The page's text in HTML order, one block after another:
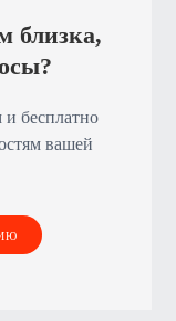
близка,
и бесплатно
вашей